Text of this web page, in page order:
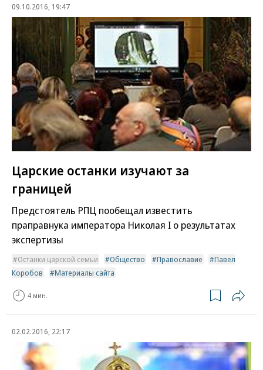
09.10.2016, 19:47
Царские останки изучают за
границей
Предстоятель РПЦ пообещал известить
праправнука императора Николая I о результатах
экспертизы
Останки царской семьи Общество Православие
Павел
Коробов
Материалы сайта
4 мин.
02.02.2016, 22:17